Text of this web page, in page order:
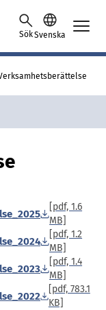
SökSvenska
[pdf, 1.6
MB]
[pdf, 1.2
MB]
[pdf, 1.4
MB]
[pdf, 783.1
KB]